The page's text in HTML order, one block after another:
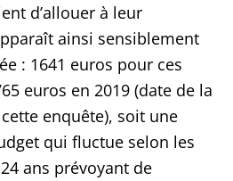
d’allouer à leur
ainsi sensiblement
: 1641 euros pour ces
euros en 2019 (date de la
enquête), soit une
qui fluctue selon les
ans prévoyant de